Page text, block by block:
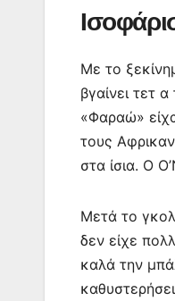
Με το
βγαίνει τετ
«Φαραώ»
τους
στα ίσια. Ο
Μετά το
δεν είχε
καλά την